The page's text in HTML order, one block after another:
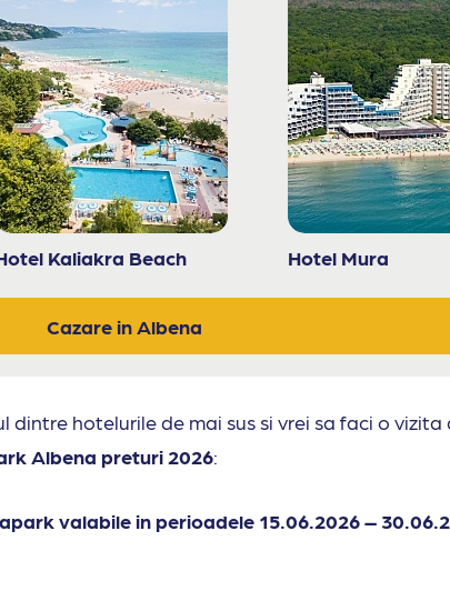
Kaliakra Beach Hotel Mura
Cazare in Albena
dintre hotelurile de mai sus si vrei sa faci o
Albena preturi 2026:
valabile in perioadele 15.06.2026 –